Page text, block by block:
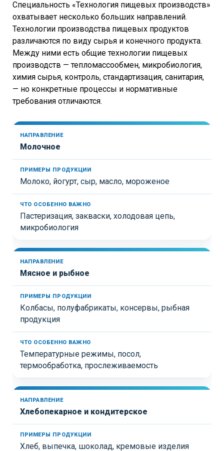
Специальность «Технология пищевых производств»
охватывает несколько больших направлений.
Технологии производства пищевых продуктов
различаются по виду сырья и конечного продукта.
Между ними есть общие технологии пищевых
производств — тепломассообмен, микробиология,
химия сырья, контроль, стандартизация, санитария,
— но конкретные процессы и нормативные
требования отличаются.
п
р
а
л
е
н
и
е
П
р
и
м
р
ы
п
р
о
д
у
и
о
о
с
н
в
ж
н
т
е
х
н
о
л
г
у
Молочное
Молоко, йогурт, сыр, масло, мороженое
Пастеризация, закваски, холодовая цепь,
микробиология
Мясное и рыбное
Колбасы, полуфабрикаты, консервы, рыбная
продукция
Температурные режимы, посол,
термообработка, прослеживаемость
Хлебопекарное и кондитерское
Хлеб, выпечка, шоколад, кремовые изделия